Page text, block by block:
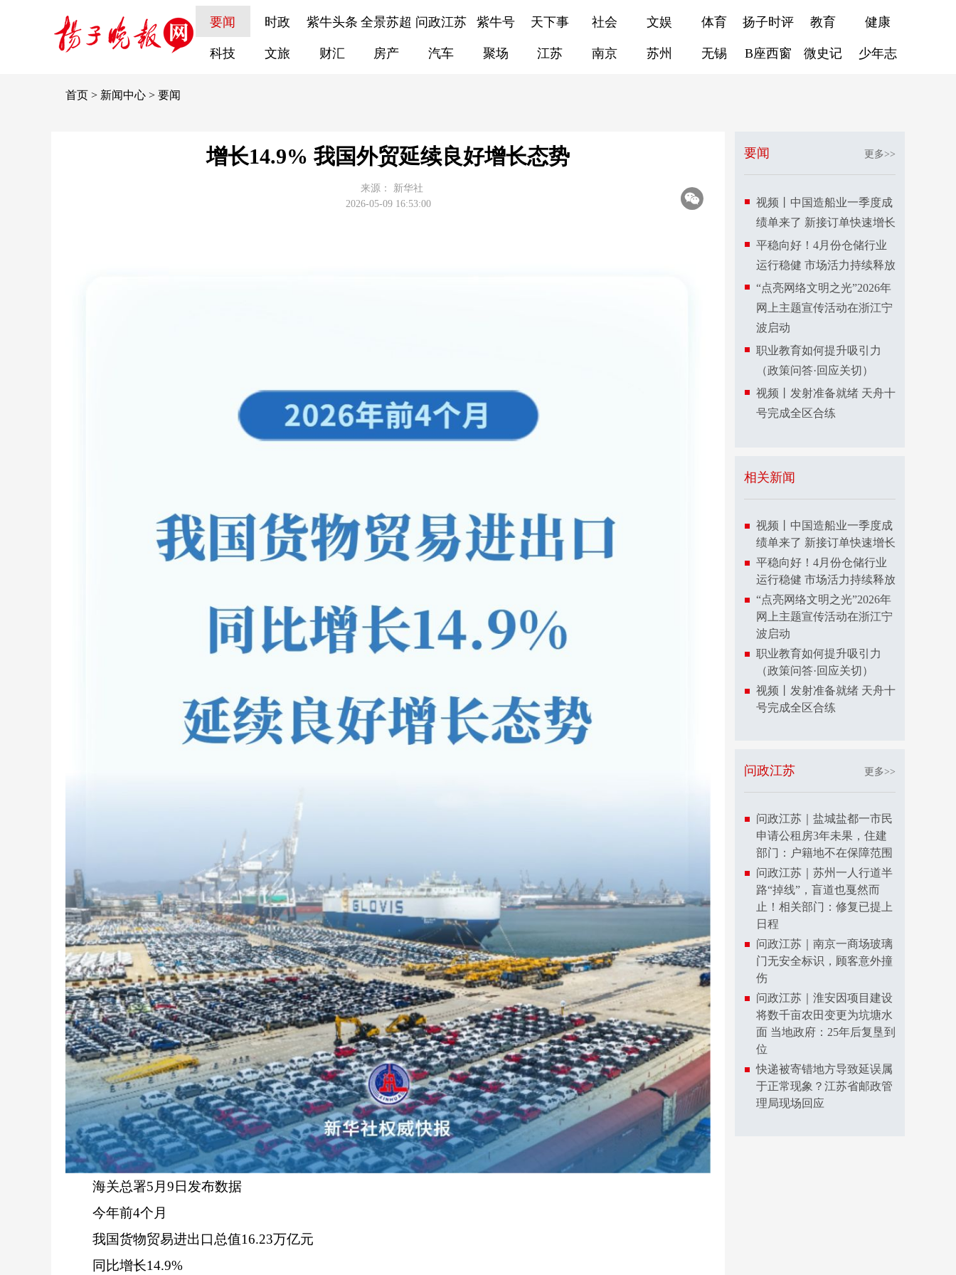
要闻 时政 紫牛头条 全景苏超 问政江苏 紫牛号 天下事 社会 文娱 体育 扬子时评 教育 健康
科技 文旅 财汇 房产 汽车 聚场 江苏 南京 苏州 无锡 B座西窗 微史记 少年志
首页 > 新闻中心 > 要闻
增长14.9% 我国外贸延续良好增长态势
来源：
新华社
2026-05-09 16:53:00
海关总署5月9日发布数据
今年前4个月
我国货物贸易进出口总值16.23万亿元
同比增长14.9%
要闻 更多>>
视频丨中国造船业一季度成
绩单来了 新接订单快速增长
平稳向好！4月份仓储行业
运行稳健 市场活力持续释放
“点亮网络文明之光”2026年
网上主题宣传活动在浙江宁
波启动
职业教育如何提升吸引力
（政策问答·回应关切）
视频丨发射准备就绪 天舟十
号完成全区合练
相关新闻
视频丨中国造船业一季度成
绩单来了 新接订单快速增长
平稳向好！4月份仓储行业
运行稳健 市场活力持续释放
“点亮网络文明之光”2026年
网上主题宣传活动在浙江宁
波启动
职业教育如何提升吸引力
（政策问答·回应关切）
视频丨发射准备就绪 天舟十
号完成全区合练
问政江苏 更多>>
问政江苏｜盐城盐都一市民
申请公租房3年未果，住建
部门：户籍地不在保障范围
问政江苏｜苏州一人行道半
路“掉线”，盲道也戛然而
止！相关部门：修复已提上
日程
问政江苏｜南京一商场玻璃
门无安全标识，顾客意外撞
伤
问政江苏｜淮安因项目建设
将数千亩农田变更为坑塘水
面 当地政府：25年后复垦到
位
快递被寄错地方导致延误属
于正常现象？江苏省邮政管
理局现场回应